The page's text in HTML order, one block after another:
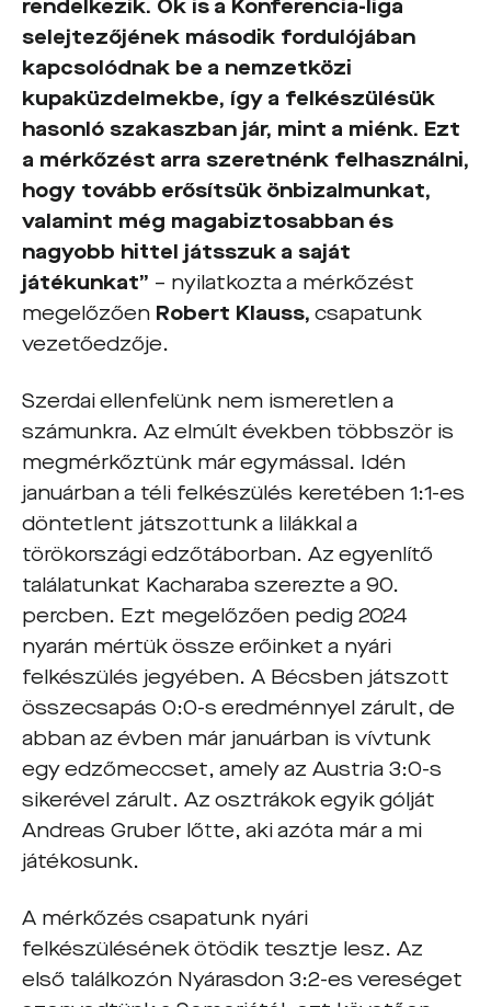
rendelkezik. Ők is a Konferencia-liga
selejtezőjének második fordulójában
kapcsolódnak be a nemzetközi
kupaküzdelmekbe, így a felkészülésük
hasonló szakaszban jár, mint a miénk. Ezt
a mérkőzést arra szeretnénk felhasználni,
hogy tovább erősítsük önbizalmunkat,
valamint még magabiztosabban és
nagyobb hittel játsszuk a saját
játékunkat” – nyilatkozta a mérkőzést
megelőzően Robert Klauss, csapatunk
vezetőedzője.
Szerdai ellenfelünk nem ismeretlen a
számunkra. Az elmúlt években többször is
megmérkőztünk már egymással. Idén
januárban a téli felkészülés keretében 1:1-es
döntetlent játszottunk a lilákkal a
törökországi edzőtáborban. Az egyenlítő
találatunkat Kacharaba szerezte a 90.
percben. Ezt megelőzően pedig 2024
nyarán mértük össze erőinket a nyári
felkészülés jegyében. A Bécsben játszott
összecsapás 0:0-s eredménnyel zárult, de
abban az évben már januárban is vívtunk
egy edzőmeccset, amely az Austria 3:0-s
sikerével zárult. Az osztrákok egyik gólját
Andreas Gruber lőtte, aki azóta már a mi
játékosunk.
A mérkőzés csapatunk nyári
felkészülésének ötödik tesztje lesz. Az
első találkozón Nyárasdon 3:2-es vereséget